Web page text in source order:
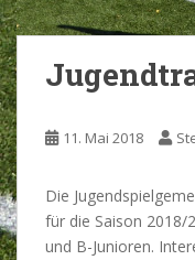
11. Mai 2018
Die
für die Saison 2018/
und B-Junioren.